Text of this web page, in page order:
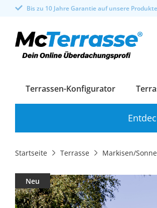
Bis zu 10 Jahre Garantie auf unsere Produkte
Terrassen-Konfigurator
Startseite Terrasse Markisen/
Neu